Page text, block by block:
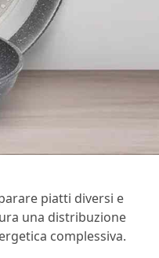
piatti diversi e
una distribuzione
complessiva.